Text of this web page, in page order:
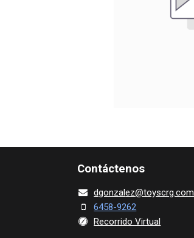
Contácte​nos
dgonza​lez@toy​scrg.c​o​m
6458-9262
Recorrido Virtual